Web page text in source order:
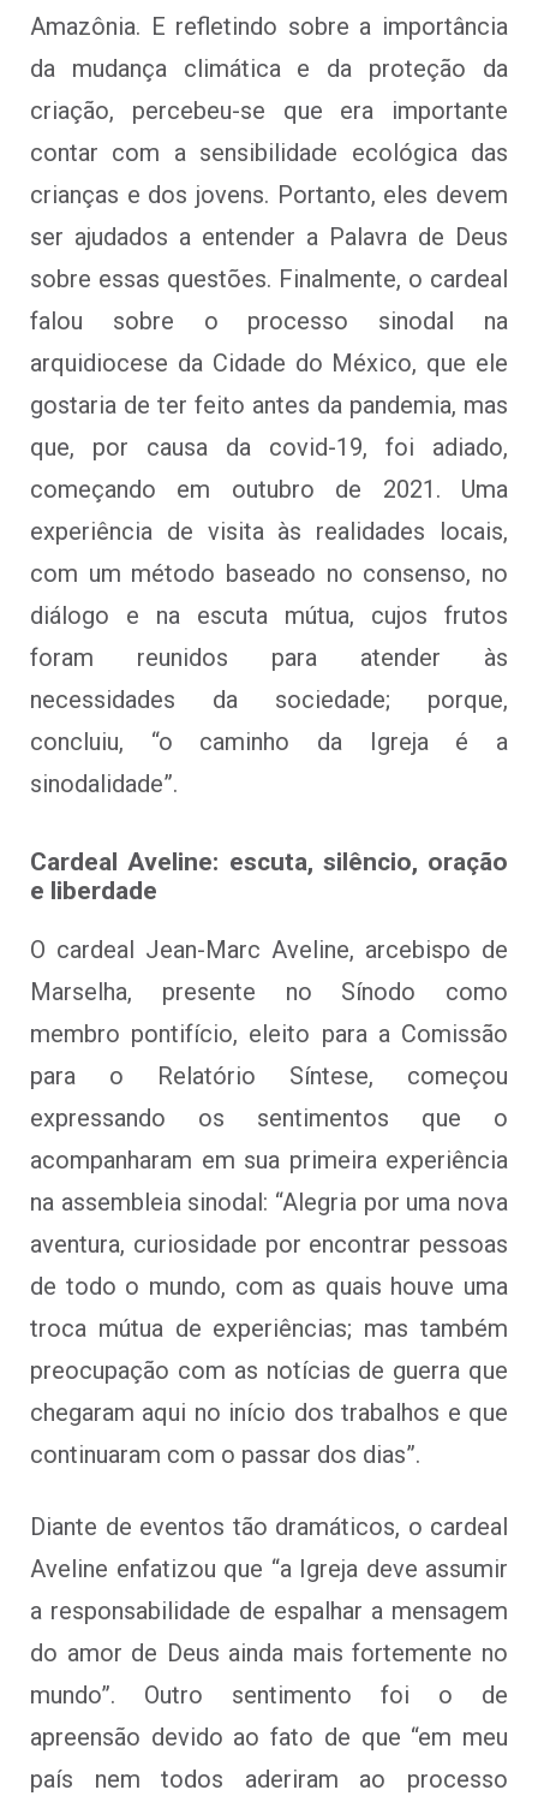
Amazônia. E refletindo sobre a importância
da mudança climática e da proteção da
criação, percebeu-se que era importante
contar com a sensibilidade ecológica das
crianças e dos jovens. Portanto, eles devem
ser ajudados a entender a Palavra de Deus
sobre essas questões. Finalmente, o cardeal
falou sobre o processo sinodal na
arquidiocese da Cidade do México, que ele
gostaria de ter feito antes da pandemia, mas
que, por causa da covid-19, foi adiado,
começando em outubro de 2021. Uma
experiência de visita às realidades locais,
com um método baseado no consenso, no
diálogo e na escuta mútua, cujos frutos
foram reunidos para atender às
necessidades da sociedade; porque,
concluiu, “o caminho da Igreja é a
sinodalidade”.
Cardeal Aveline: escuta, silêncio, oração
e liberdade
O cardeal Jean-Marc Aveline, arcebispo de
Marselha, presente no Sínodo como
membro pontifício, eleito para a Comissão
para o Relatório Síntese, começou
expressando os sentimentos que o
acompanharam em sua primeira experiência
na assembleia sinodal: “Alegria por uma nova
aventura, curiosidade por encontrar pessoas
de todo o mundo, com as quais houve uma
troca mútua de experiências; mas também
preocupação com as notícias de guerra que
chegaram aqui no início dos trabalhos e que
continuaram com o passar dos dias”.
Diante de eventos tão dramáticos, o cardeal
Aveline enfatizou que “a Igreja deve assumir
a responsabilidade de espalhar a mensagem
do amor de Deus ainda mais fortemente no
mundo”. Outro sentimento foi o de
apreensão devido ao fato de que “em meu
país nem todos aderiram ao processo